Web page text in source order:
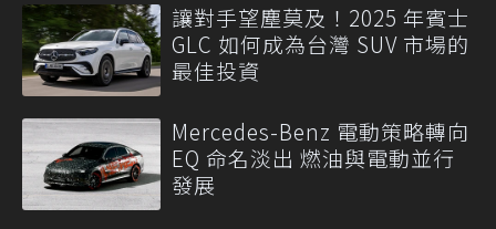
讓對手望塵莫及！2025 年賓士
GLC 如何成為台灣 SUV 市場的
最佳投資
Mercedes-Benz 電動策略轉向
EQ 命名淡出 燃油與電動並行
發展